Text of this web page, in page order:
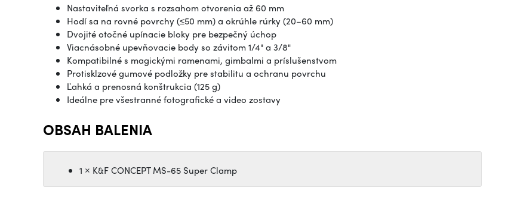
Nastaviteľná svorka s rozsahom otvorenia až 60 mm
Hodí sa na rovné povrchy (≤50 mm) a okrúhle rúrky (20–60 mm)
Dvojité otočné upínacie bloky pre bezpečný úchop
Viacnásobné upevňovacie body so závitom 1/4" a 3/8"
Kompatibilné s magickými ramenami, gimbalmi a príslušenstvom
Protisklzové gumové podložky pre stabilitu a ochranu povrchu
Ľahká a prenosná konštrukcia (125 g)
Ideálne pre všestranné fotografické a video zostavy
OBSAH BALENIA
1 × K&F CONCEPT MS-65 Super Clamp